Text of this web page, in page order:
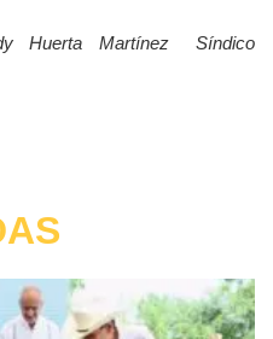
Huerta Martínez
Síndico